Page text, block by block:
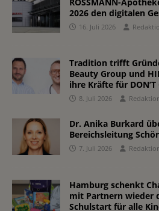
2026 den digitalen
16. Juli 2026
Tradition trifft
Beauty Group und
ihre Kräfte für DON’T
8. Juli 2026
Dr. Anika Burkard
Bereichsleitung
7. Juli 2026
Hamburg schenkt
mit Partnern wieder
Schulstart für alle